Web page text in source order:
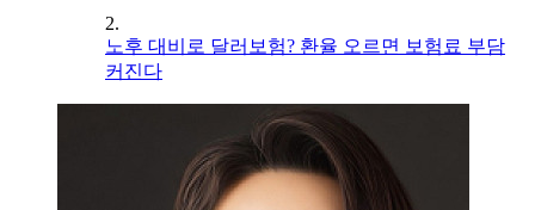
2.
노후 대비로 달러보험? 환율 오르면 보험료 부담
커진다